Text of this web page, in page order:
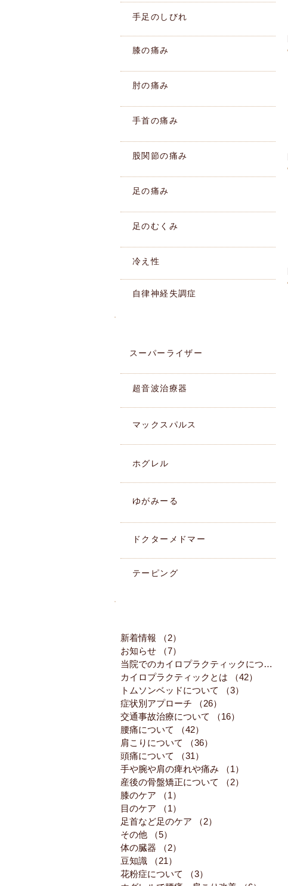
手足のしびれ
膝の痛み
肘の痛み
手首の痛み
股関節の痛み
足の痛み
足のむくみ
冷え性
自律神経失調症
新着情報 （2）
お知らせ
（7）
当院でのカイロプラクティックについて
カイロプラクティックとは
（42）
トムソンベッドについて
（3）
症状別アプローチ
（26）
交通事故治療について
（16）
腰痛について
（42）
肩こりについて
（36）
頭痛について
（31）
手や腕や肩の痺れや痛み
（1）
産後の骨盤矯正について
（2）
膝のケア
（1）
目のケア
（1）
足首など足のケア
（2）
その他
（5）
体の臓器
（2）
豆知識
（21）
花粉症について
（3）
スーパーライザー
​超音波治療器
マックスパルス
ホグレル
ゆがみーる
ドクターメドマー
テーピング